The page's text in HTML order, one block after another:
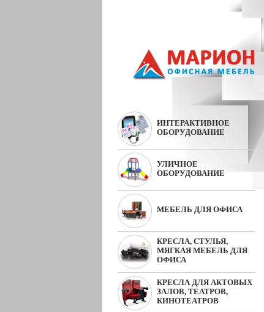
ИНТЕРАКТИВНОЕ
ОБОРУДОВАНИЕ
УЛИЧНОЕ
ОБОРУДОВАНИЕ
МЕБЕЛЬ ДЛЯ ОФИСА
КРЕСЛА, СТУЛЬЯ,
МЯГКАЯ МЕБЕЛЬ ДЛЯ
ОФИСА
КРЕСЛА ДЛЯ АКТОВЫХ
ЗАЛОВ, ТЕАТРОВ,
КИНОТЕАТРОВ